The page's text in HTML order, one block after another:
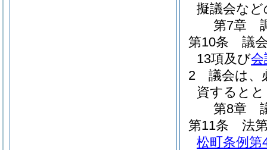
擬議会な
第7章
第10条
議
13項及び会
2
議会は、
資すると
第8章
第11条
法
松町条例第